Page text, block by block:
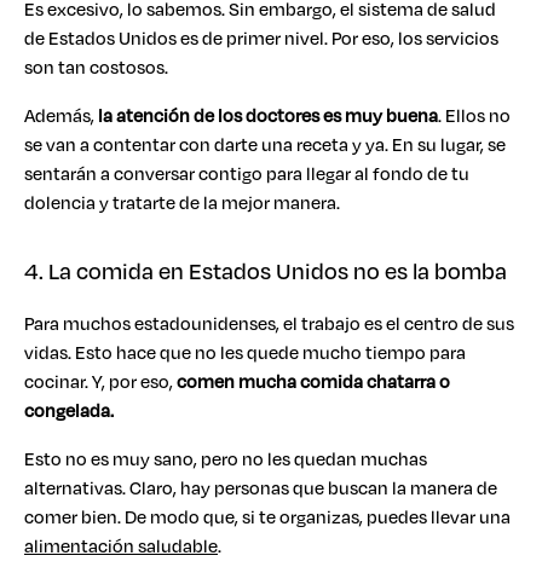
Es excesivo, lo sabemos. Sin embargo, el sistema de salud
de Estados Unidos es de primer nivel. Por eso, los servicios
son tan costosos.
Además,la atención de los doctores es muy buena. Ellos no
se van a contentar con darte una receta y ya. En su lugar, se
sentarán a conversar contigo para llegar al fondo de tu
dolencia y tratarte de la mejor manera.
4. La comida en Estados Unidos no es la bomba
Para muchos estadounidenses, el trabajo es el centro de sus
vidas. Esto hace que no les quede mucho tiempo para
cocinar. Y, por eso,comen mucha comida chatarra o
congelada.
Esto no es muy sano, pero no les quedan muchas
alternativas. Claro, hay personas que buscan la manera de
comer bien. De modo que, si te organizas, puedes llevar una
alimentación saludable.